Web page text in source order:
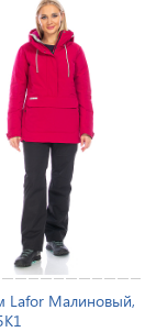
Lafor Малиновый,